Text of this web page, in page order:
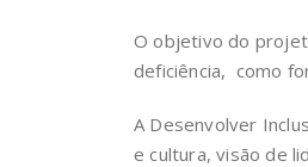
O objetivo do
deficiência, como
A Desenvolver
e cultura, visão de